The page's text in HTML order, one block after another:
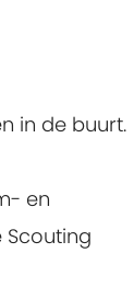
in de buurt.
en
Scouting